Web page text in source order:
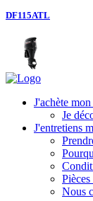
DF115ATL
J'achète
Je
J'entretiens
Nous